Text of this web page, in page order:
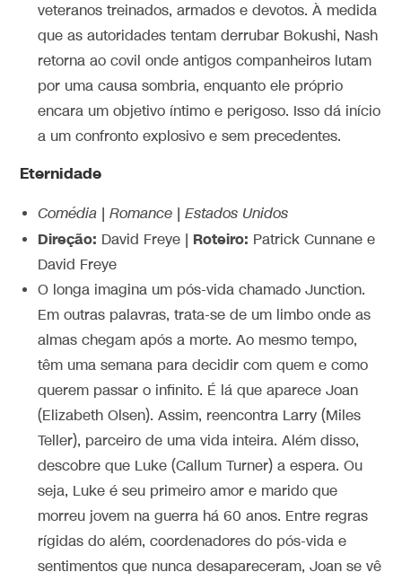
veteranos treinados, armados e devotos. À medida
que as autoridades tentam derrubar Bokushi, Nash
retorna ao covil onde antigos companheiros lutam
por uma causa sombria, enquanto ele próprio
encara um objetivo íntimo e perigoso. Isso dá início
a um confronto explosivo e sem precedentes.
Eternidade
Comédia | Romance | Estados Unidos
Direção: David Freye | Roteiro: Patrick Cunnane e
David Freye
O longa imagina um pós-vida chamado Junction.
Em outras palavras, trata-se de um limbo onde as
almas chegam após a morte. Ao mesmo tempo,
têm uma semana para decidir com quem e como
querem passar o infinito. É lá que aparece Joan
(Elizabeth Olsen). Assim, reencontra Larry (Miles
Teller), parceiro de uma vida inteira. Além disso,
descobre que Luke (Callum Turner) a espera. Ou
seja, Luke é seu primeiro amor e marido que
morreu jovem na guerra há 60 anos. Entre regras
rígidas do além, coordenadores do pós-vida e
sentimentos que nunca desapareceram, Joan se vê